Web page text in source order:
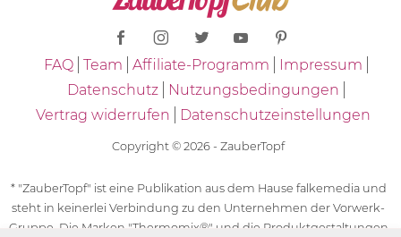
FAQ Team Affiliate-Programm
Impressum
Datenschutz
Nutzungsbedingungen
Vertrag widerrufen
Datenschutzeinstellungen
Copyright © 2026 - ZauberTopf
* "ZauberTopf" ist eine Publikation aus dem Hause falkemedia und
steht in keinerlei Verbindung zu den Unternehmen der Vorwerk-
Gruppe. Die Marken "Thermomix®" und die Produktgestaltungen